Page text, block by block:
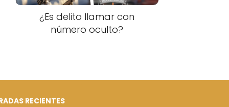
¿Es delito llamar con
número oculto?
RECIENTES